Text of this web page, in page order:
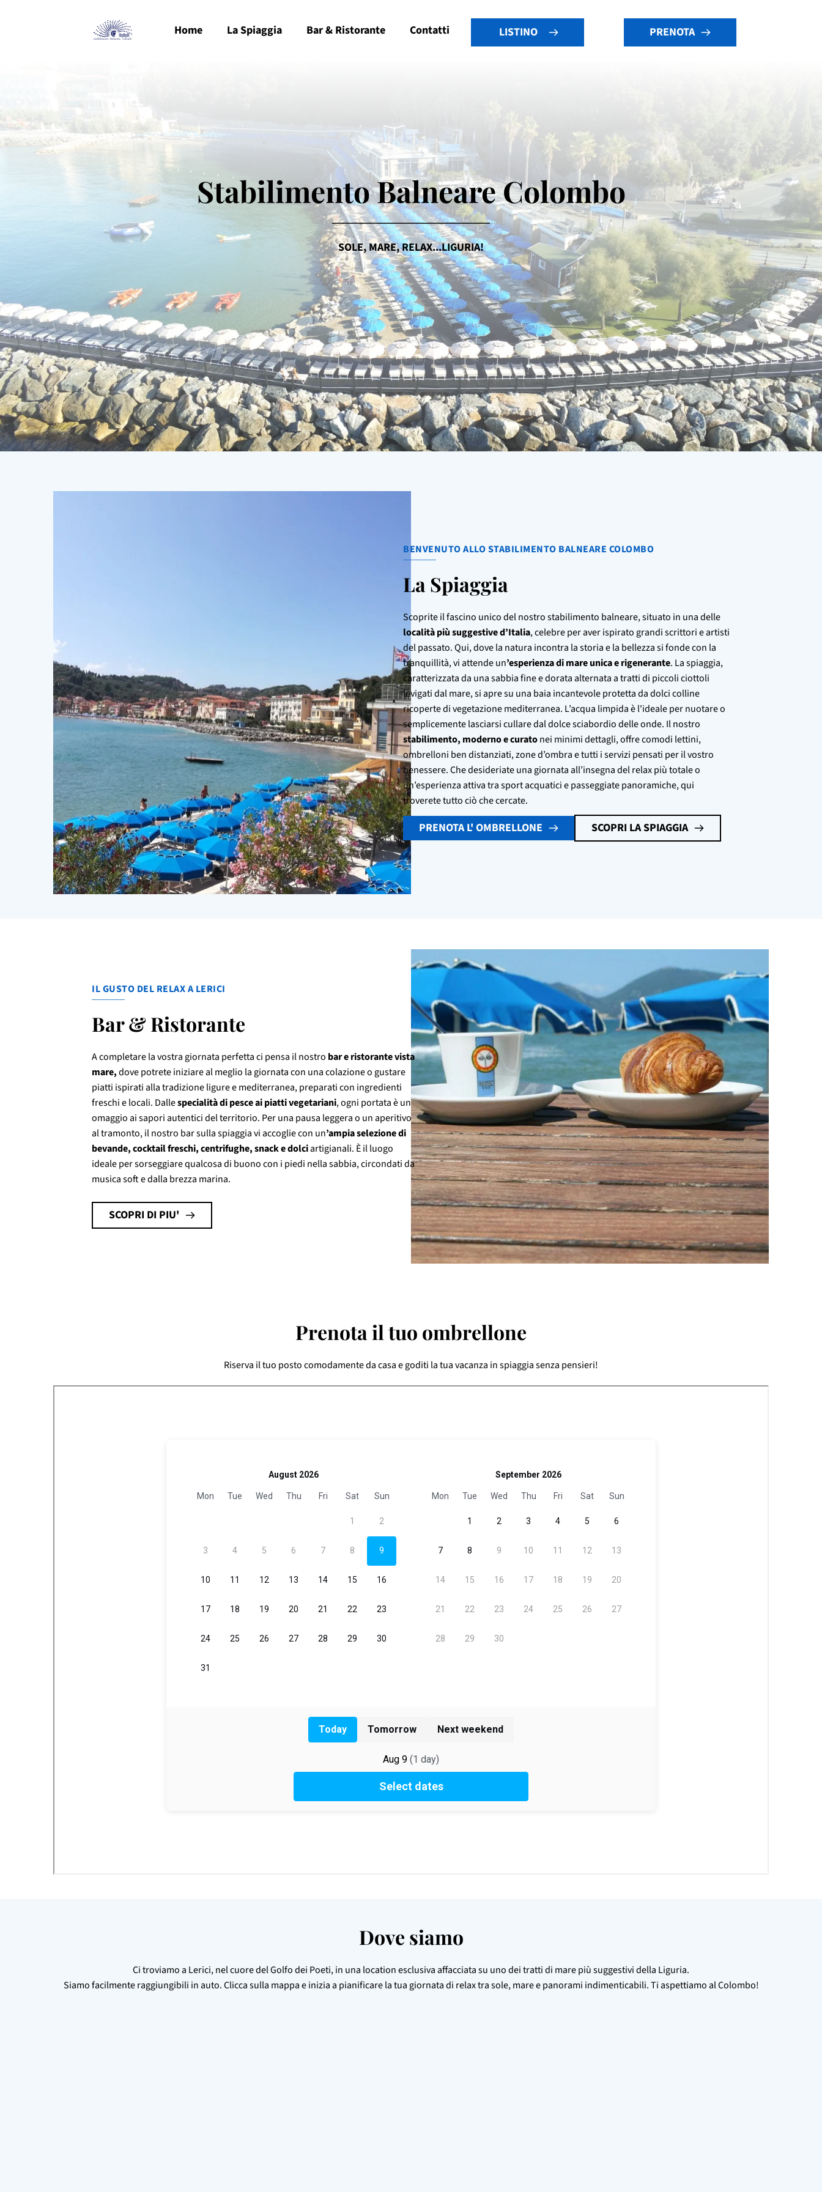
Home La Spiaggia Bar & Ristorante Contatti LISTINO PRENOTA
Stabilimento Balneare Colombo
SOLE, MARE, RELAX...LIGURIA!
BENVENUTO ALLO STABILIMENTO BALNEARE COLOMBO
La Spiaggia
Scoprite il fascino unico del nostro stabilimento balneare, situato in una delle
località più suggestive d’Italia, celebre per aver ispirato grandi scrittori e artisti
del passato. Qui, dove la natura incontra la storia e la bellezza si fonde con la
tranquillità, vi attende un’esperienza di mare unica e rigenerante. La spiaggia,
caratterizzata da una sabbia fine e dorata alternata a tratti di piccoli ciottoli
levigati dal mare, si apre su una baia incantevole protetta da dolci colline
ricoperte di vegetazione mediterranea. L’acqua limpida è l'ideale per nuotare o
semplicemente lasciarsi cullare dal dolce sciabordio delle onde. Il nostro
stabilimento, moderno e curatonei minimi dettagli, offre comodi lettini,
ombrelloni ben distanziati, zone d’ombra e tutti i servizi pensati per il vostro
benessere. Che desideriate una giornata all’insegna del relax più totale o
un’esperienza attiva tra sport acquatici e passeggiate panoramiche, qui
troverete tutto ciò che cercate.
PRENOTA L' OMBRELLONE SCOPRI LA SPIAGGIA
IL GUSTO DEL RELAX A LERICI
Bar & Ristorante
A completare la vostra giornata perfetta ci pensa il nostro bar e ristorante vista
mare,dove potrete iniziare al meglio la giornata con una colazione o gustare
piatti ispirati alla tradizione ligure e mediterranea, preparati con ingredienti
freschi e locali. Dallespecialità di pesce ai piatti vegetariani, ogni portata è un
omaggio ai sapori autentici del territorio. Per una pausa leggera o un aperitivo
al tramonto, il nostro bar sulla spiaggia vi accoglie con un’ampia selezione di
bevande, cocktail freschi, centrifughe, snack e dolciartigianali. È il luogo
ideale per sorseggiare qualcosa di buono con i piedi nella sabbia, circondati da
musica soft e dalla brezza marina.
SCOPRI DI PIU'
Prenota il tuo ombrellone
Riserva il tuo posto comodamente da casa e goditi la tua vacanza in spiaggia senza pensieri!
Dove siamo
Ci troviamo a Lerici, nel cuore del Golfo dei Poeti, in una location esclusiva affacciata su uno dei tratti di mare più suggestivi della Liguria.
Siamo facilmente raggiungibili in auto. Clicca sulla mappa e inizia a pianificare la tua giornata di relax tra sole, mare e panorami indimenticabili. Ti aspettiamo al Colombo!